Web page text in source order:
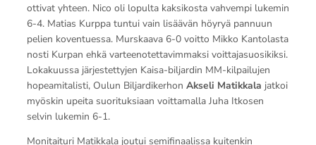
ottivat yhteen. Nico oli lopulta kaksikosta vahvempi lukemin
6-4. Matias Kurppa tuntui vain lisäävän höyryä pannuun
pelien koventuessa. Murskaava 6-0 voitto Mikko Kantolasta
nosti Kurpan ehkä varteenotettavimmaksi voittajasuosikiksi.
Lokakuussa järjestettyjen Kaisa-biljardin MM-kilpailujen
hopeamitalisti, Oulun Biljardikerhon Akseli Matikkala jatkoi
myöskin upeita suorituksiaan voittamalla Juha Itkosen
selvin lukemin 6-1.
Monitaituri Matikkala joutui semifinaalissa kuitenkin